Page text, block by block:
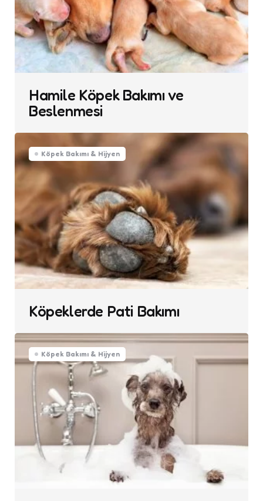
Hamile Köpek Bakımı ve
Beslenmesi
Köpek Bakımı & Hijyen
Köpeklerde Pati Bakımı
Köpek Bakımı & Hijyen